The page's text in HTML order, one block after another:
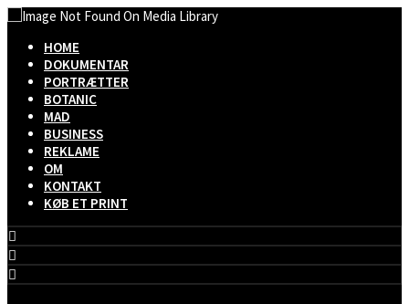
HOME
DOKUMENTAR
PORTRÆTTER
BOTANIC
MAD
BUSINESS
REKLAME
OM
KONTAKT
KØB ET PRINT